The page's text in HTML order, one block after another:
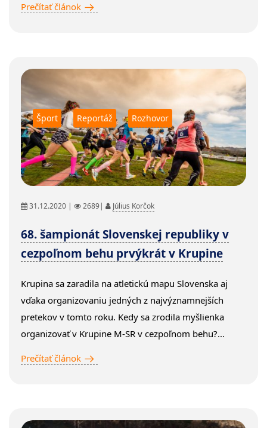
Prečítať článok
Šport Reportáž Rozhovor
31.12.2020 | 2689| Július Korčok
68. šampionát Slovenskej republiky v
cezpoľnom behu prvýkrát v Krupine
Krupina sa zaradila na atletickú mapu Slovenska aj
vďaka organizovaniu jedných z najvýznamnejších
pretekov v tomto roku. Kedy sa zrodila myšlienka
organizovať v Krupine M-SR v cezpoľnom behu?...
Prečítať článok